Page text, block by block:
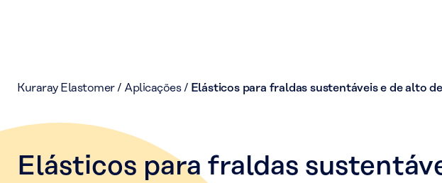
Kuraray Elastomer/ Aplicações/ Elásticos para fraldas sustentáveis e de alto
Elásticos para fraldas